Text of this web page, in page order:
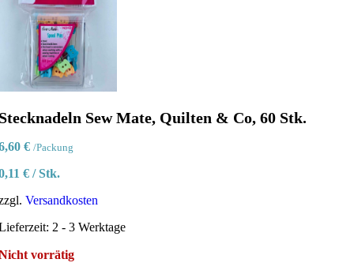
Sew Mate, Quilten & Co, 60 Stk.
€ /Packung
€ /Stk.
Versandkosten
2 - 3 Werktage
vorrätig